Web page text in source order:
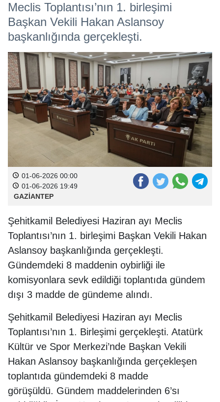
Meclis Toplantısı’nın 1. birleşimi
Başkan Vekili Hakan Aslansoy
başkanlığında gerçekleşti.
01-06-2026 00:00
01-06-2026 19:49
GAZİANTEP
Şehitkamil Belediyesi Haziran ayı Meclis
Toplantısı’nın 1. birleşimi Başkan Vekili Hakan
Aslansoy başkanlığında gerçekleşti.
Gündemdeki 8 maddenin oybirliği ile
komisyonlara sevk edildiği toplantıda gündem
dışı 3 madde de gündeme alındı.
Şehitkamil Belediyesi Haziran ayı Meclis
Toplantısı’nın 1. Birleşimi gerçekleşti. Atatürk
Kültür ve Spor Merkezi’nde Başkan Vekili
Hakan Aslansoy başkanlığında gerçekleşen
toplantıda gündemdeki 8 madde
görüşüldü. Gündem maddelerinden 6’sı